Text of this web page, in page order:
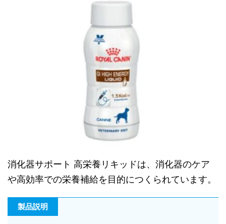
消化器サポート 高栄養リキッドは、消化器のケア
や高効率での栄養補給を目的につくられています。
製品説明